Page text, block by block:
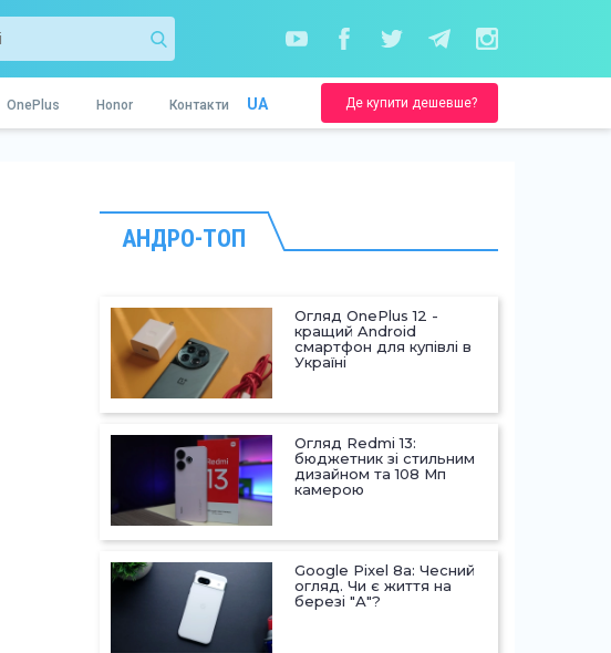
OnePlus Honor Контакти UA Де купити дешевше?
АНДРО-ТОП
Огляд OnePlus 12 -
кращий Android
смартфон для купівлі в
Україні
Огляд Redmi 13:
бюджетник зі стильним
дизайном та 108 Мп
камерою
Google Pixel 8a: Чесний
огляд. Чи є життя на
березі "А"?